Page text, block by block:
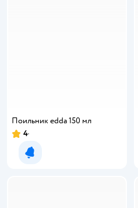
Поильник edda 150 мл
Рейтинг:
4
Уведомить о появлении